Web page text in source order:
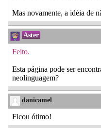
Mas novamente, a idéia de
Aster
Feito.
Esta página pode ser
neolinguagem?
danicamel
Ficou ótimo!